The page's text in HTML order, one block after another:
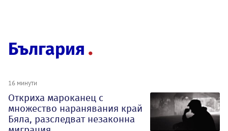
България
16 минути
Откриха мароканец с
множество наранявания край
Бяла, разследват незаконна